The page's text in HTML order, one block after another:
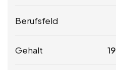
Berufsfeld
Gehalt 19